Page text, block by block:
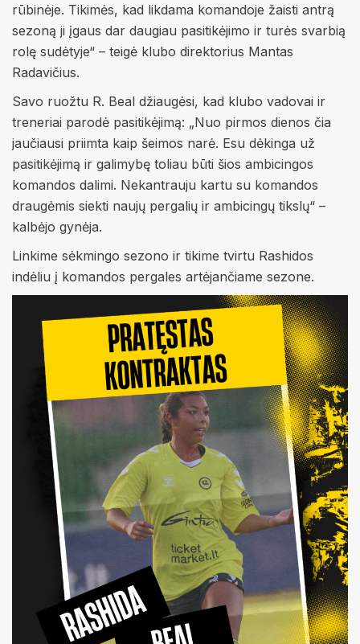
rūbinėje. Tikimės, kad likdama komandoje žaisti antrą
sezoną ji įgaus dar daugiau pasitikėjimo ir turės svarbią
rolę sudėtyje“ – teigė klubo direktorius Mantas
Radavičius.
Savo ruožtu R. Beal džiaugėsi, kad klubo vadovai ir
treneriai parodė pasitikėjimą: „Nuo pirmos dienos čia
jaučiausi priimta kaip šeimos narė. Esu dėkinga už
pasitikėjimą ir galimybę toliau būti šios ambicingos
komandos dalimi. Nekantrauju kartu su komandos
draugėmis siekti naujų pergalių ir ambicingų tikslų“ –
kalbėjo gynėja.
Linkime sėkmingo sezono ir tikime tvirtu Rashidos
indėliu į komandos pergales artėjančiame sezone.